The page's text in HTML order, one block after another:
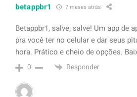
betappbr1 7 meses atrás
Betappbr1, salve, salve! Um app de
pra você ter no celular e dar seus
hora. Prático e cheio de opções.
0 Responder